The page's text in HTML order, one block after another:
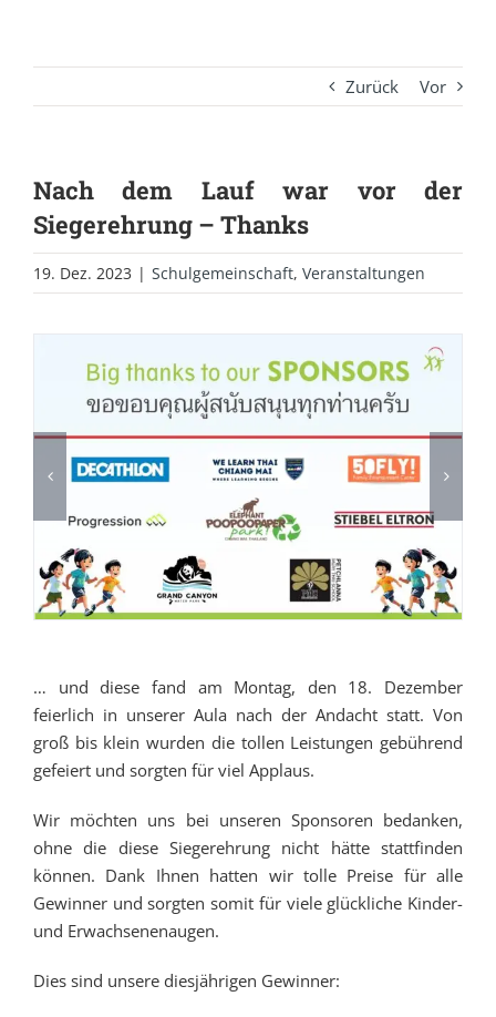
Zurück Vor
Nach dem Lauf war vor der
Siegerehrung – Thanks
19. Dez. 2023 | Schulgemeinschaft, Veranstaltungen
… und diese fand am Montag, den 18. Dezember
feierlich in unserer Aula nach der Andacht statt. Von
groß bis klein wurden die tollen Leistungen gebührend
gefeiert und sorgten für viel Applaus.
Wir möchten uns bei unseren Sponsoren bedanken,
ohne die diese Siegerehrung nicht hätte stattfinden
können. Dank Ihnen hatten wir tolle Preise für alle
Gewinner und sorgten somit für viele glückliche Kinder-
und Erwachsenenaugen.
Dies sind unsere diesjährigen Gewinner: